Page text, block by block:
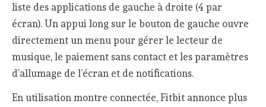
liste des applications de gauche à droite (4 par
écran). Un appui long sur le bouton de gauche ouvre
directement un menu pour gérer le lecteur de
musique, le paiement sans contact et les paramètres
d’allumage de l’écran et de notifications.
En utilisation montre connectée, Fitbit annonce plus